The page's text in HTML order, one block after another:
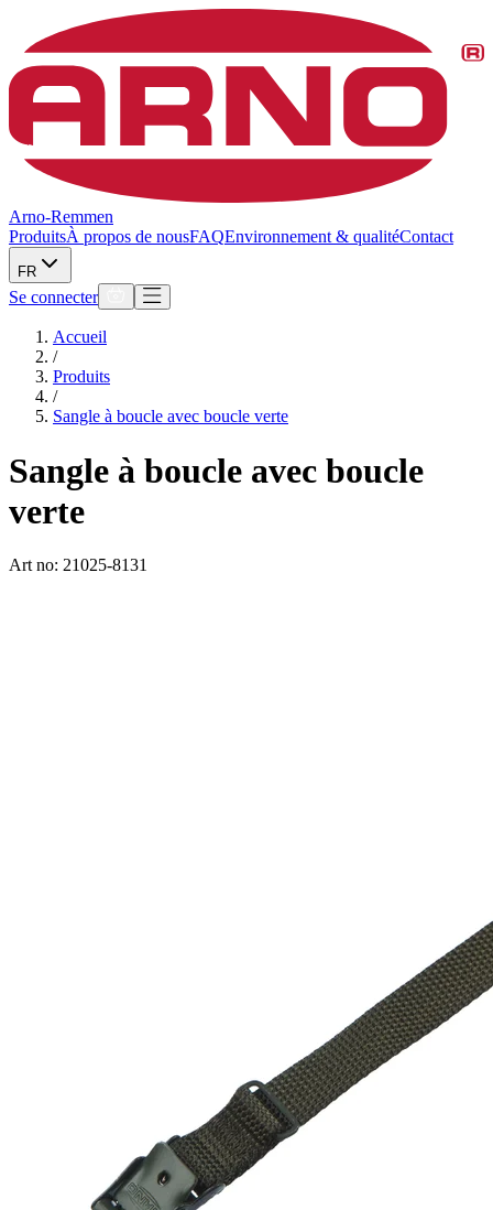
Arno-Remmen
ProduitsÀ propos de nousFAQEnvironnement & qualitéContact
FR
Se connecter
Accueil
/
Produits
/
Sangle à boucle avec boucle verte
Sangle à boucle avec boucle
verte
Art no: 21025-8131